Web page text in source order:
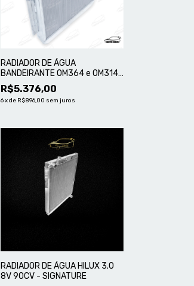
RADIADOR DE ÁGUA
BANDEIRANTE OM364 e OM314
COM DEFLETOR E ELETRO
VENTILADOR
R$5.376,00
6 xde R$896,00 sem juros
RADIADOR DE ÁGUA HILUX 3.0
8V 90CV - SIGNATURE